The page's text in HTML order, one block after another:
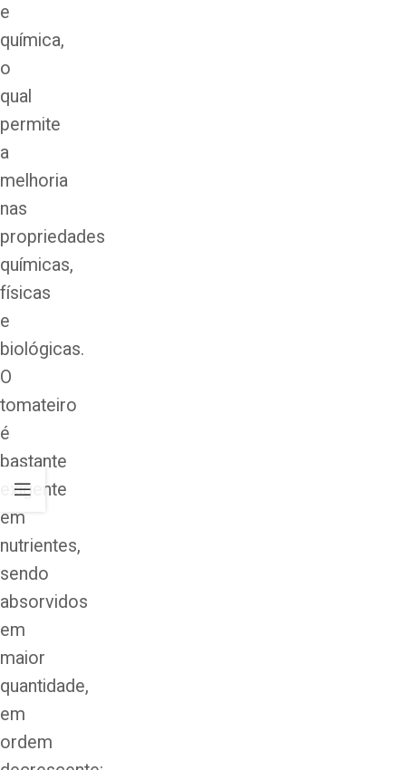
e
química,
o
qual
permite
a
melhoria
nas
propriedades
químicas,
físicas
e
biológicas.
O
tomateiro
é
bastante
exigente
em
nutrientes,
sendo
absorvidos
em
maior
quantidade,
em
ordem